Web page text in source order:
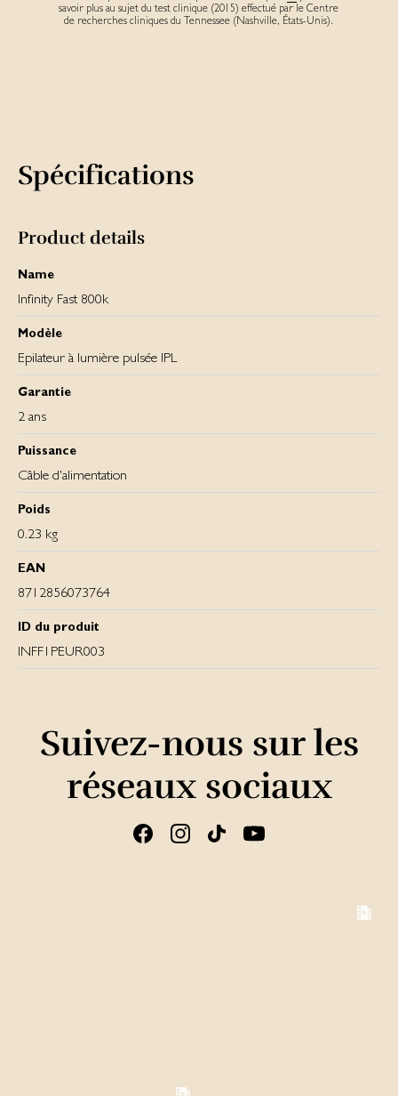
savoir plus au sujet du test clinique (2015) effectué par le Centre
de recherches cliniques du Tennessee (Nashville, États-Unis).
Spécifications
Product details
Name
Infinity Fast 800k
Modèle
Epilateur à lumière pulsée IPL
Garantie
2 ans
Puissance
Câble d'alimentation
Poids
0.23 kg
EAN
8712856073764
ID du produit
INFF1PEUR003
Suivez-nous sur les
réseaux sociaux